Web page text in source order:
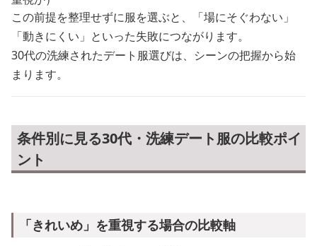
この前提を整理せずに服を選ぶと、「場にそぐわない」
「動きにくい」といった失敗につながります。
30代の洗練されたデート服選びは、シーンの把握から始
まります。
条件別に見る30代・洗練デート服の比較ポイ
ント
「きれいめ」を重視する場合の比較軸